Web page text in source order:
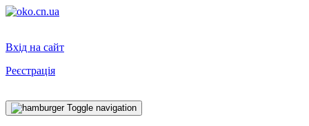
Вхід на сайт
Реєстрація
Toggle navigation